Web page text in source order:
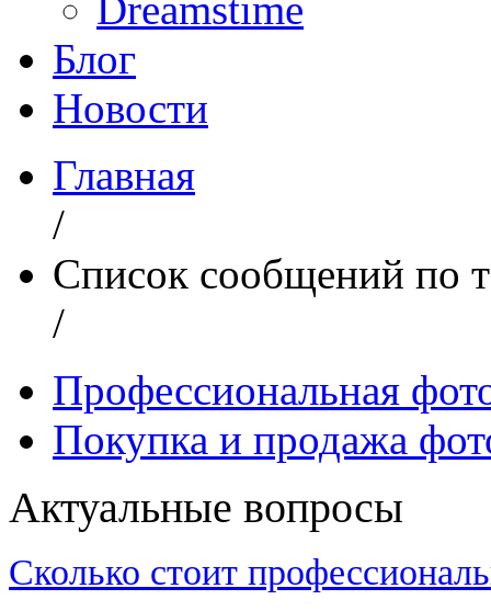
Блог
Новости
Главная
/
Список сообщений по
/
Профессиональная
Покупка и продажа
Актуальные вопросы
Сколько стоит